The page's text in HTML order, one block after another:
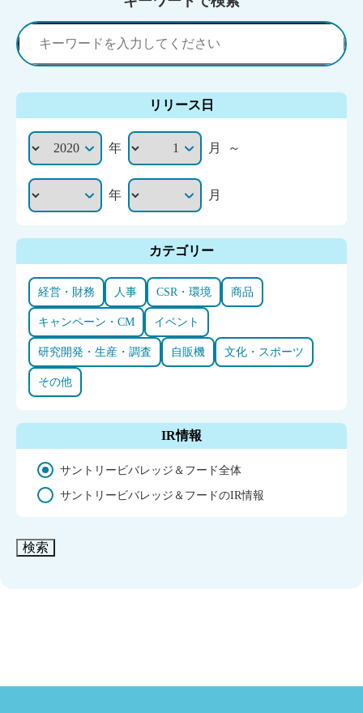
リリース日
年 月 ～
年 月
カテゴリー
経営・財務 人事 CSR・環境 商品
キャンペーン・CM イベント
研究開発・生産・調査 自販機 文化・スポーツ
その他
IR情報
サントリービバレッジ＆フード全体
サントリービバレッジ＆フードのIR情報
検索